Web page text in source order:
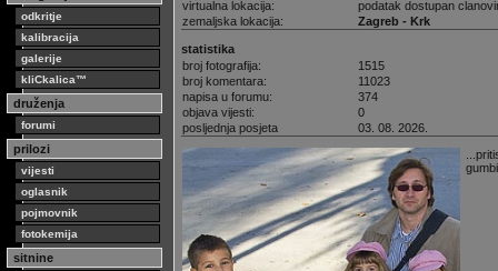
odkritje
kalibracija
galerije
kliCkalica™
druženja
forumi
prilozi
vijesti
oglasnik
pojmovnik
fotokemija
sitnine
virtualna lokacija:
podatak dostupan
zemaljska lokacija:
Zagreb - Krk
statistika
broj fotografija:
1515
broj komentara:
11023
napisa u forumu:
374
objava vijesti:
0
posljednja posjeta
03. 08. 2026.